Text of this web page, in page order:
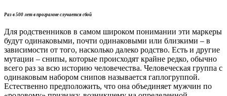
Раз в 500 лет в программе случается сбой
Для родственников в самом широком понимании эти маркеры
будут одинаковыми, почти одинаковыми или близкими – в
зависимости от того, насколько далеко родство. Есть и другие
мутации – снипы, которые происходят крайне редко, обычно
всего раз за всю историю человечества. Человеческая группа с
одинаковым набором снипов называется гаплогруппой.
Естественно предположить, что она объединяет мужчин по